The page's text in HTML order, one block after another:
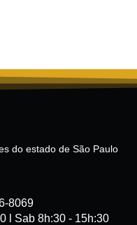
do estado de São Paulo
8069
l Sab 8h:30 - 15h:30